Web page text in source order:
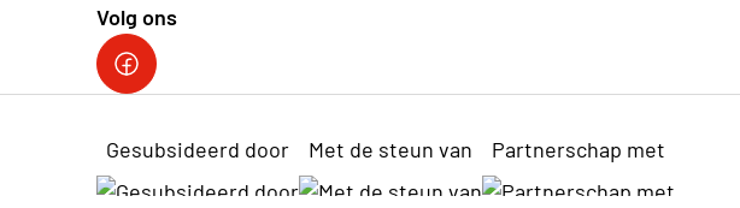
Volg ons
Neos Brugge
Gesubsideerd door Met de steun van Partnerschap met